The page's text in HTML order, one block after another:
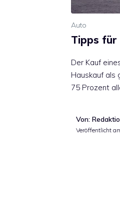
Auto
Tipps für
Der Kauf
Hauskauf als
75 Prozent
Von:
Veröffentlicht